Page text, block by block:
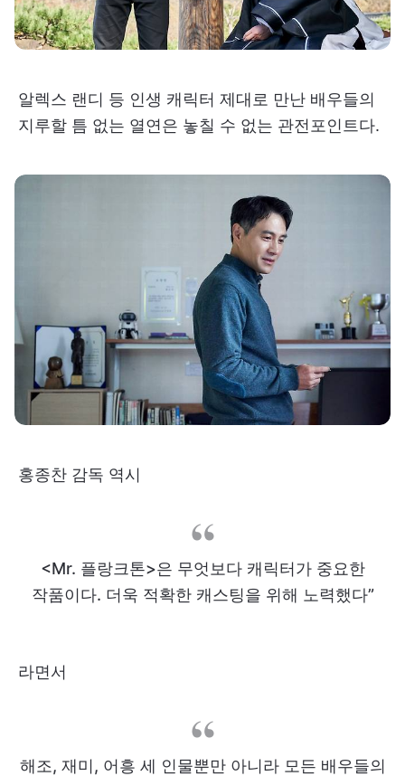
알렉스 랜디 등 인생 캐릭터 제대로 만난 배우들의
지루할 틈 없는 열연은 놓칠 수 없는 관전포인트다.
홍종찬 감독 역시
<Mr. 플랑크톤>은 무엇보다 캐릭터가 중요한
작품이다. 더욱 적확한 캐스팅을 위해 노력했다”
라면서
해조, 재미, 어흥 세 인물뿐만 아니라 모든 배우들의